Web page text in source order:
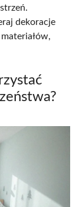
dekoracje